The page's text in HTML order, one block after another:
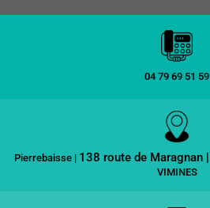
04 79 69 51 59
Pierrebaisse | 138 route de Maragnan |
VIMINES